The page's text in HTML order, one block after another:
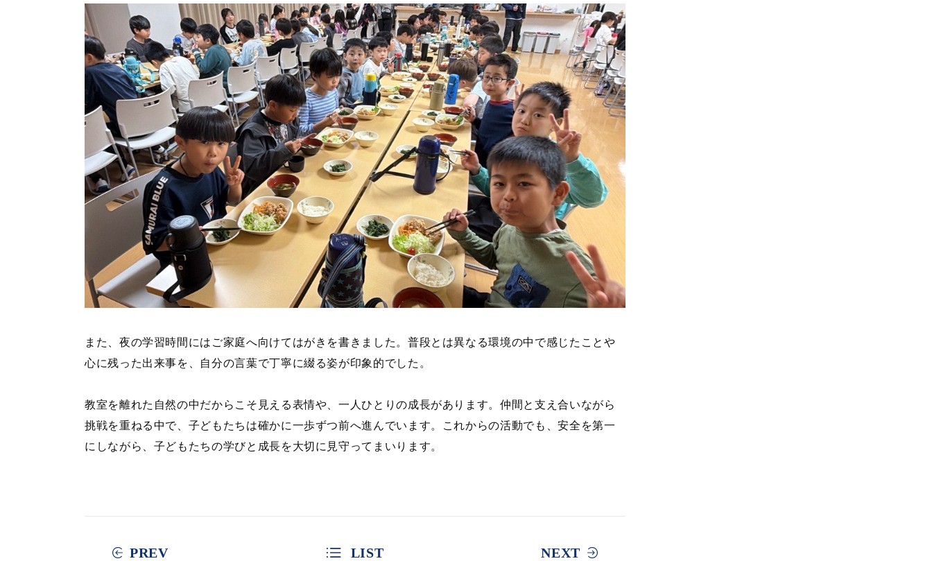
また、夜の学習時間にはご家庭へ向けてはがきを書きました。普段とは異なる環境の中で感じたことや
心に残った出来事を、自分の言葉で丁寧に綴る姿が印象的でした。
教室を離れた自然の中だからこそ見える表情や、一人ひとりの成長があります。仲間と支え合いながら
挑戦を重ねる中で、子どもたちは確かに一歩ずつ前へ進んでいます。これからの活動でも、安全を第一
にしながら、子どもたちの学びと成長を大切に見守ってまいります。
PREV LIST NEXT